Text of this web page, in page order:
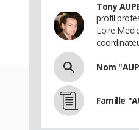
Tony
profil
Loire
Nom
Famille